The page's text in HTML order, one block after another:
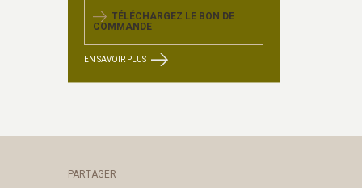
TÉLÉCHARGEZ LE BON DE
COMMANDE
EN SAVOIR PLUS
PARTAGER